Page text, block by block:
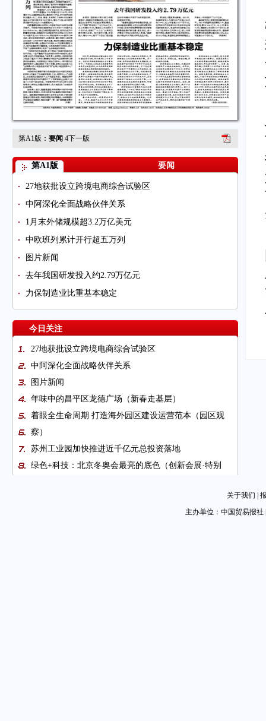
第A1版： 要闻 4下一版
第A1版 要闻
27地获批设立跨境电商综合试验区
中阿深化全面战略伙伴关系
1月末外储规模超3.2万亿美元
中欧班列累计开行超五万列
图片新闻
去年我国研发投入约2.79万亿元
力保制造业比重基本稳定
今日关注
27地获批设立跨境电商综合试验区
中阿深化全面战略伙伴关系
图片新闻
年味中的昌平区龙德广场（新春走基层）
着眼全生命周期 打造海外园区建设运营范本（园区观
察）
苏州工业园加快推进近千亿元总投资落地
绿色+科技：北京冬奥会最亮的底色（创新会展·特别
关于我们
主办单位：中国贸易报